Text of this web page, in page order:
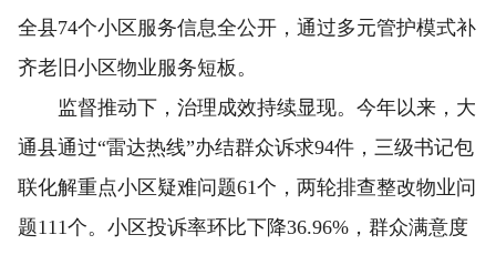
全县74个小区服务信息全公开，通过多元管护模式补
齐老旧小区物业服务短板。
监督推动下，治理成效持续显现。今年以来，大
通县通过“雷达热线”办结群众诉求94件，三级书记包
联化解重点小区疑难问题61个，两轮排查整改物业问
题111个。小区投诉率环比下降36.96%，群众满意度